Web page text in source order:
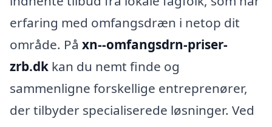
erfaring med omfangsdræn i netop dit
område. På xn--omfangsdrn-priser-
zrb.dk kan du nemt finde og
sammenligne forskellige entreprenører,
der tilbyder specialiserede løsninger. Ved